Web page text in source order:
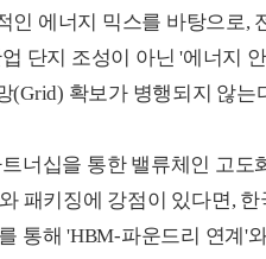
인 에너지 믹스를 바탕으로,
단지 조성이 아닌 '에너지
(Grid) 확보가 병행되지 않
너십을 통한 밸류체인 고도
패키징에 강점이 있다면,
통해 'HBM-파운드리 연계'